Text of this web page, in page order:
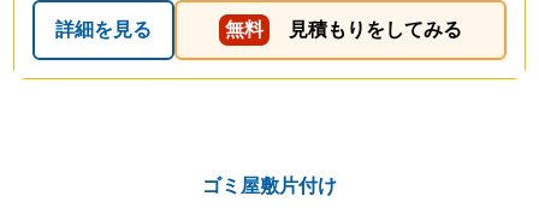
詳細を見る 無料 見積もりをしてみる
ゴミ屋敷片付け